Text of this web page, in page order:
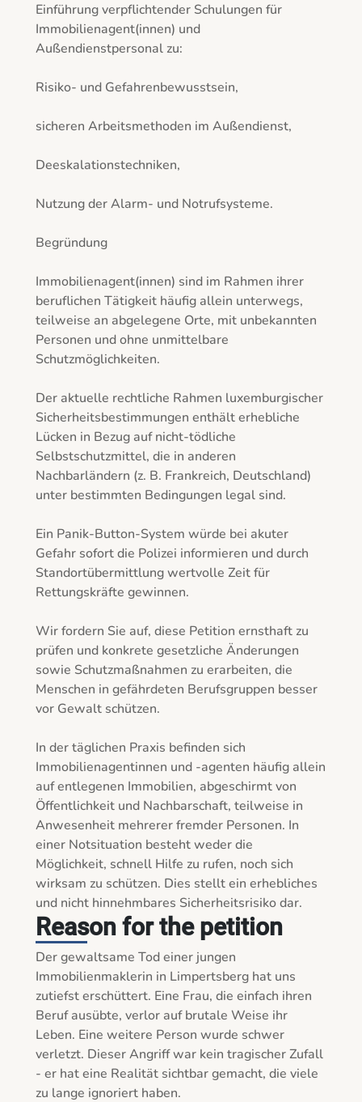
Einführung verpflichtender Schulungen für
Immobilienagent(innen) und
Außendienstpersonal zu:
Risiko- und Gefahrenbewusstsein,
sicheren Arbeitsmethoden im Außendienst,
Deeskalationstechniken,
Nutzung der Alarm- und Notrufsysteme.
Begründung
Immobilienagent(innen) sind im Rahmen ihrer
beruflichen Tätigkeit häufig allein unterwegs,
teilweise an abgelegene Orte, mit unbekannten
Personen und ohne unmittelbare
Schutzmöglichkeiten.
Der aktuelle rechtliche Rahmen luxemburgischer
Sicherheitsbestimmungen enthält erhebliche
Lücken in Bezug auf nicht-tödliche
Selbstschutzmittel, die in anderen
Nachbarländern (z. B. Frankreich, Deutschland)
unter bestimmten Bedingungen legal sind.
Ein Panik-Button-System würde bei akuter
Gefahr sofort die Polizei informieren und durch
Standortübermittlung wertvolle Zeit für
Rettungskräfte gewinnen.
Wir fordern Sie auf, diese Petition ernsthaft zu
prüfen und konkrete gesetzliche Änderungen
sowie Schutzmaßnahmen zu erarbeiten, die
Menschen in gefährdeten Berufsgruppen besser
vor Gewalt schützen.
In der täglichen Praxis befinden sich
Immobilienagentinnen und -agenten häufig allein
auf entlegenen Immobilien, abgeschirmt von
Öffentlichkeit und Nachbarschaft, teilweise in
Anwesenheit mehrerer fremder Personen. In
einer Notsituation besteht weder die
Möglichkeit, schnell Hilfe zu rufen, noch sich
wirksam zu schützen. Dies stellt ein erhebliches
und nicht hinnehmbares Sicherheitsrisiko dar.
Reason for the petition
Der gewaltsame Tod einer jungen
Immobilienmaklerin in Limpertsberg hat uns
zutiefst erschüttert. Eine Frau, die einfach ihren
Beruf ausübte, verlor auf brutale Weise ihr
Leben. Eine weitere Person wurde schwer
verletzt. Dieser Angriff war kein tragischer Zufall
- er hat eine Realität sichtbar gemacht, die viele
zu lange ignoriert haben.